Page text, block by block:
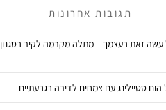
תגובות אחרונות
עשה זאת בעצמך – מתלה מקרמה לקיר בסגנון
הום סטיילינג עם צמחים לדירה בגבעתיים